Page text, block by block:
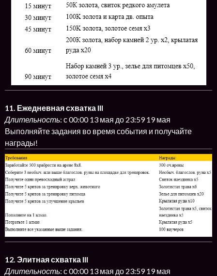
11. Ежедневная схватка III
Длительность: с 00:00 13 мая до 23:59 19 мая
Выполняйте задания во время события и получайте
награды!
12. Элитная схватка III
Длительность: с 00:00 13 мая до 23:59 19 мая